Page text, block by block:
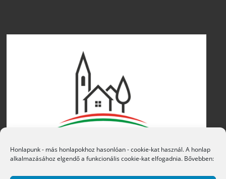
Honlapunk - más honlapokhoz hasonlóan - cookie-kat használ. A honlap
alkalmazásához elgendő a funkcionális cookie-kat elfogadnia. Bővebben: